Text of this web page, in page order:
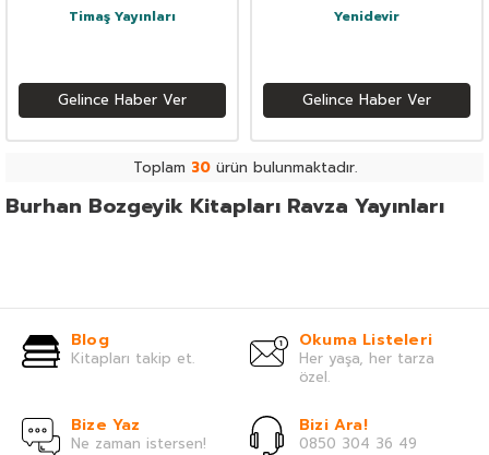
Timaş Yayınları
Gelince Haber Ver
Yenidevir
Gelince Haber Ver
Toplam 30ürün bulunmaktadır.
Burhan Bozgeyik Kitapları Ravza Yayınları
Blog
Kitapları takip et.
Okuma Listeleri
Her yaşa, her tarza
özel.
Bize Yaz
Ne zaman istersen!
Bizi Ara!
0850 304 36 49